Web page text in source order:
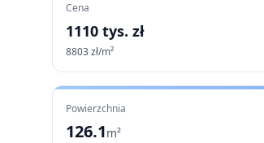
Cena
1110 tys. zł
8803zł/m²
Powierzchnia
126.1m²